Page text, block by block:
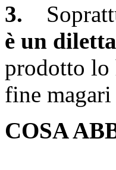
3.
è un
prodotto lo
fine
COSA